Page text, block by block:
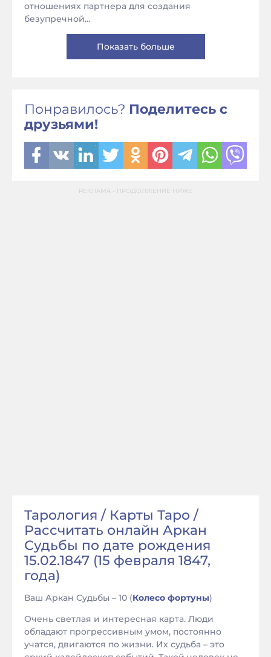
отношениях партнера для создания
безупречной...
Показать больше
Понравилось? Поделитесь с
друзьями!
РЕКЛАМА - ПРОДОЛЖЕНИЕ НИЖЕ
Тарология / Карты Таро /
Рассчитать онлайн Аркан
Судьбы по дате рождения
15.02.1847 (15 февраля 1847,
года)
Ваш Аркан Судьбы – 10 (Колесо фортуны)
Очень светлая и интересная карта. Люди
обладают прогрессивным умом, постоянно
учатся, двигаются по жизни. Их судьба – это